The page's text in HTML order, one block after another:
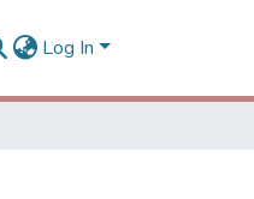
Log In